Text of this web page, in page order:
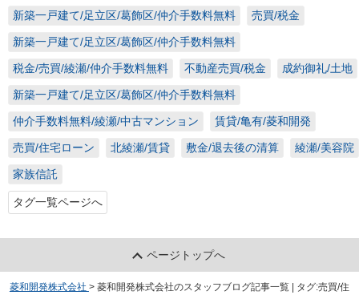
新築一戸建て/足立区/葛飾区/仲介手数料無料 売買/税金
新築一戸建て/足立区/葛飾区/仲介手数料無料
税金/売買/綾瀬/仲介手数料無料 不動産売買/税金 成約御礼/土地
新築一戸建て/足立区/葛飾区/仲介手数料無料
仲介手数料無料/綾瀬/中古マンション 賃貸/亀有/菱和開発
売買/住宅ローン 北綾瀬/賃貸 敷金/退去後の清算 綾瀬/美容院
家族信託
タグ一覧ページへ
ページトップへ
菱和開発株式会社 > 菱和開発株式会社のスタッフブログ記事一覧 | タグ:売買/住